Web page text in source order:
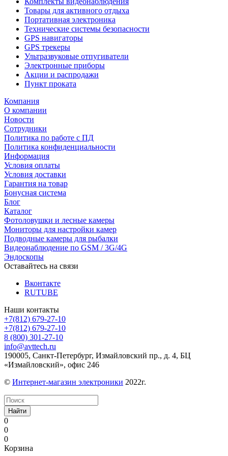
Товары для активного отдыха
Портативная электроника
Технические системы безопасности
GPS навигаторы
GPS трекеры
Ультразвуковые отпугиватели
Электронные приборы
Акции и распродажи
Пункт проката
Компания
О компании
Новости
Сотрудники
Политика по работе с ПД
Политика конфиденциальности
Информация
Условия оплаты
Условия доставки
Гарантия на товар
Бонусная система
Блог
Каталог
Фотоловушки и лесные камеры
Мониторы для настройки камер
Подводные камеры для рыбалки
Видеонаблюдение по GSM / 3G/4G
Эндоскопы
Оставайтесь на связи
Вконтакте
RUTUBE
Наши контакты
+7(812) 679-27-10
+7(812) 679-27-10
8 (800) 301-27-10
info@avttech.ru
190005, Санкт-Петербург, Измайловский пр., д. 4, БЦ
«Измайловский», офис 246
© Интернет-магазин электроники 2022г.
Найти
0
0
0
Корзина